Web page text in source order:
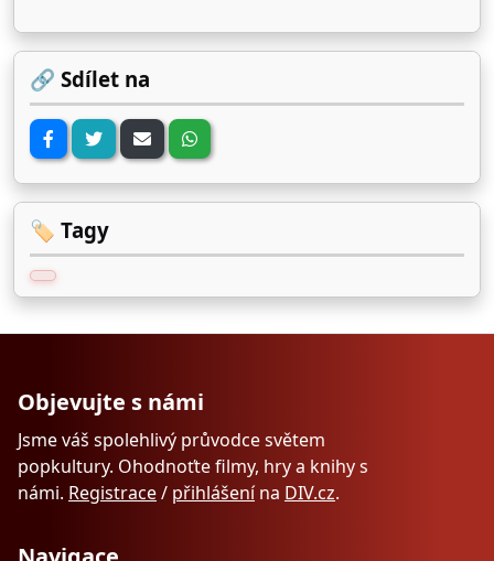
🔗 Sdílet na
🏷️ Tagy
Objevujte s námi
Jsme váš spolehlivý průvodce světem
popkultury. Ohodnoťte filmy, hry a knihy s
námi. Registrace/ přihlášenína DIV.cz.